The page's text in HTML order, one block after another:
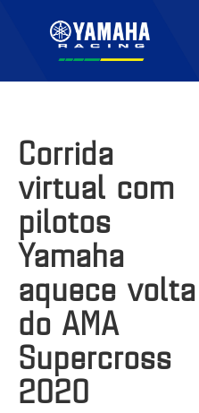
Corrida
virtual com
pilotos
Yamaha
aquece volta
do AMA
Supercross
2020